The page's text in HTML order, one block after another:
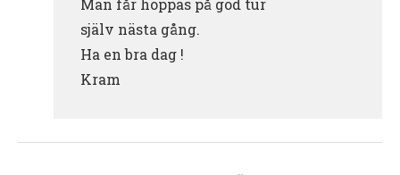
själv nästa gång.
Ha en bra dag !
Kram